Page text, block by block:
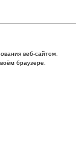
веб-сайтом.
браузере.